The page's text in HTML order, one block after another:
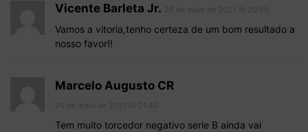
Vicente Barleta Jr.
Vamos a vitoria,tenho certeza de um bom resultado a
nosso favor!!
Marcelo Augusto CR
Tem muito torcedor negativo serie B ainda vai